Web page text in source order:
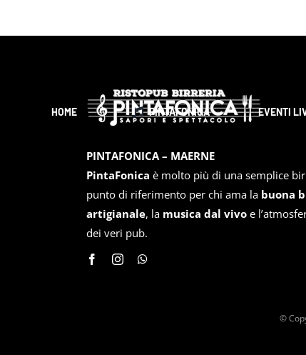
HOME PINTAFONICA EVENTI
PINTAFONICA – MAERNE
PintaFonica è molto più di una semplice
punto di riferimento per chi ama la buona
artigianale, la musica dal vivoe
dei veri pub.
©